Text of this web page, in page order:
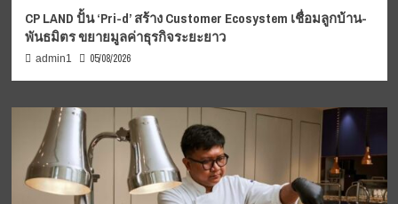
CP LAND ปั้น ‘Pri-d’ สร้าง Customer Ecosystem เชื่อมลูกบ้าน-
พันธมิตร ขยายมูลค่าธุรกิจระยะยาว
admin1 05/08/2026